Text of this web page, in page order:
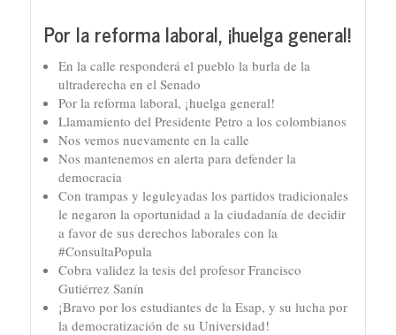
Por la reforma laboral, ¡huelga general!
En la calle responderá el pueblo la burla de la
ultraderecha en el Senado
Por la reforma laboral, ¡huelga general!
Llamamiento del Presidente Petro a los colombianos
Nos vemos nuevamente en la calle
Nos mantenemos en alerta para defender la
democracia
Con trampas y leguleyadas los partidos tradicionales
le negaron la oportunidad a la ciudadanía de decidir
a favor de sus derechos laborales con la
#ConsultaPopula
Cobra validez la tesis del profesor Francisco
Gutiérrez Sanín
¡Bravo por los estudiantes de la Esap, y su lucha por
la democratización de su Universidad!